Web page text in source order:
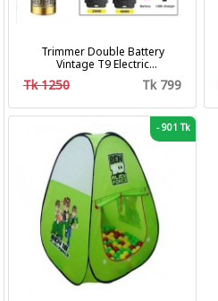
Trimmer Double Battery
Vintage T9 Electric
Professional Hair Clipper Hair
Cutting Machine Trimmer
Tk 1250 Tk 799
-901 Tk